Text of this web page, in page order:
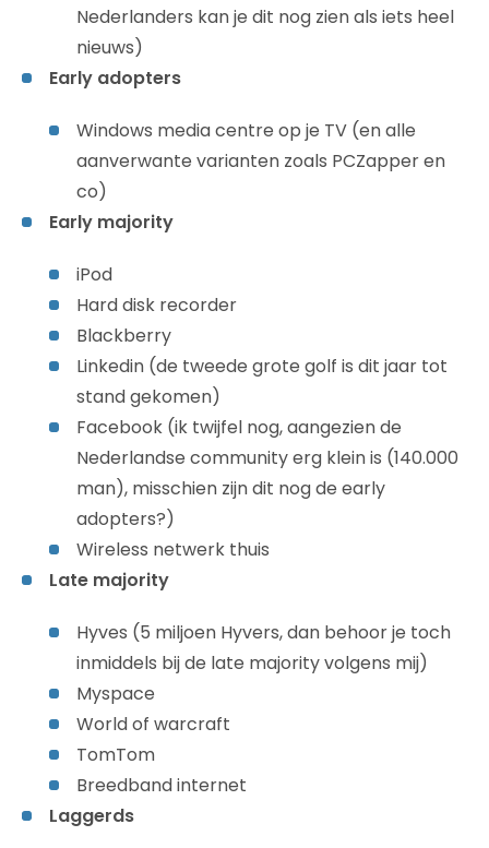
Nederlanders kan je dit nog zien als iets heel
nieuws)
Early adopters
Windows media centre op je TV (en alle
aanverwante varianten zoals PCZapper en
co)
Early majority
iPod
Hard disk recorder
Blackberry
Linkedin (de tweede grote golf is dit jaar tot
stand gekomen)
Facebook (ik twijfel nog, aangezien de
Nederlandse community erg klein is (140.000
man), misschien zijn dit nog de early
adopters?)
Wireless netwerk thuis
Late majority
Hyves (5 miljoen Hyvers, dan behoor je toch
inmiddels bij de late majority volgens mij)
Myspace
World of warcraft
TomTom
Breedband internet
Laggerds